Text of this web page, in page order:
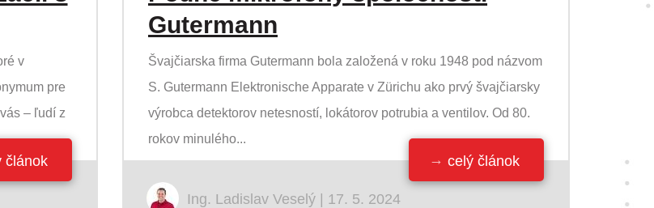
v
pre
– ľudí z
článok
Gutermann
Švajčiarska firma Gutermann bola založená v roku 1948 pod názvom
S. Gutermann Elektronische Apparate v Zürichu ako prvý švajčiarsky
výrobca detektorov netesností, lokátorov potrubia a ventilov. Od 80.
rokov minulého...
celý článok
Ing. Ladislav Veselý | 17. 5. 2024